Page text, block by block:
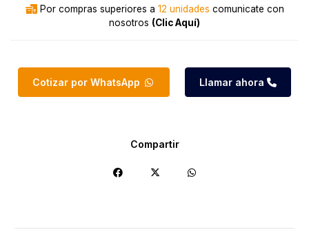
Por compras superiores a 12 unidades comunicate con
nosotros (Clic Aquí)
Cotizar por WhatsApp Llamar ahora
Compartir